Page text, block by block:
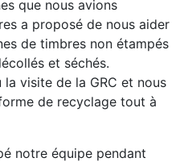
que nous avions
a proposé de nous aider
de timbres non étampés
et séchés.
visite de la GRC et nous
de recyclage tout à
notre équipe pendant